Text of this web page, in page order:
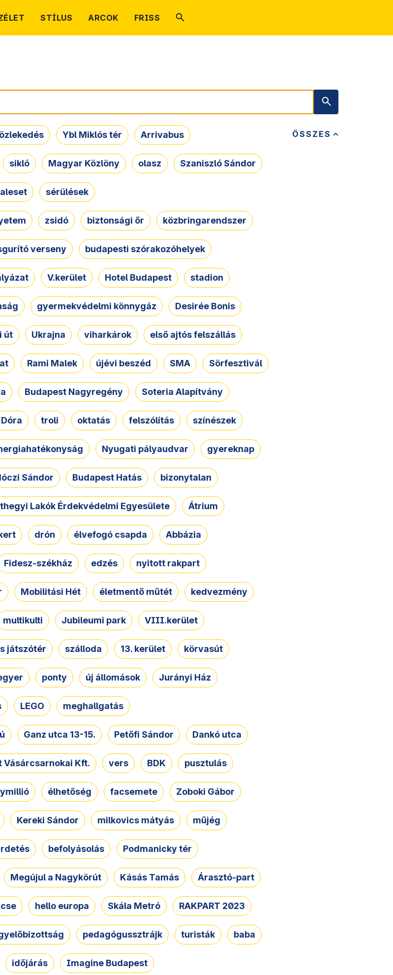
STÍLUS ARCOK FRISS
ÖSSZES
Ybl Miklós tér Arrivabus
sikló Magyar Közlöny olasz Szaniszló Sándor
sérülések
zsidó biztonsági őr közbringarendszer
verseny budapesti szórakozóhelyek
V.kerület Hotel Budapest stadion
gyermekvédelmi könnygáz Desirée Bonis
út Ukrajna viharkárok első ajtós felszállás
Rami Malek újévi beszéd SMA Sörfesztivál
Budapest Nagyregény Soteria Alapítvány
troli oktatás felszólítás színészek
Nyugati pályaudvar gyereknap
Sándor Budapest Hatás bizonytalan
Lakók Érdekvédelmi Egyesülete Átrium
drón élvefogó csapda Abbázia
Fidesz-székház edzés nyitott rakpart
Mobilitási Hét életmentő műtét kedvezmény
multikulti Jubileumi park VIII.kerület
játszótér szálloda 13. kerület körvasút
ponty új állomások Jurányi Ház
LEGO meghallgatás
Ganz utca 13-15. Petőfi Sándor Dankó utca
Vásárcsarnokai Kft. vers BDK pusztulás
élhetőség facsemete Zoboki Gábor
Kereki Sándor milkovics mátyás műjég
befolyásolás Podmanicky tér
Megújul a Nagykörút Kásás Tamás Árasztó-part
hello europa Skála Metró RAKPART 2023
pedagógussztrájk turisták baba
időjárás Imagine Budapest